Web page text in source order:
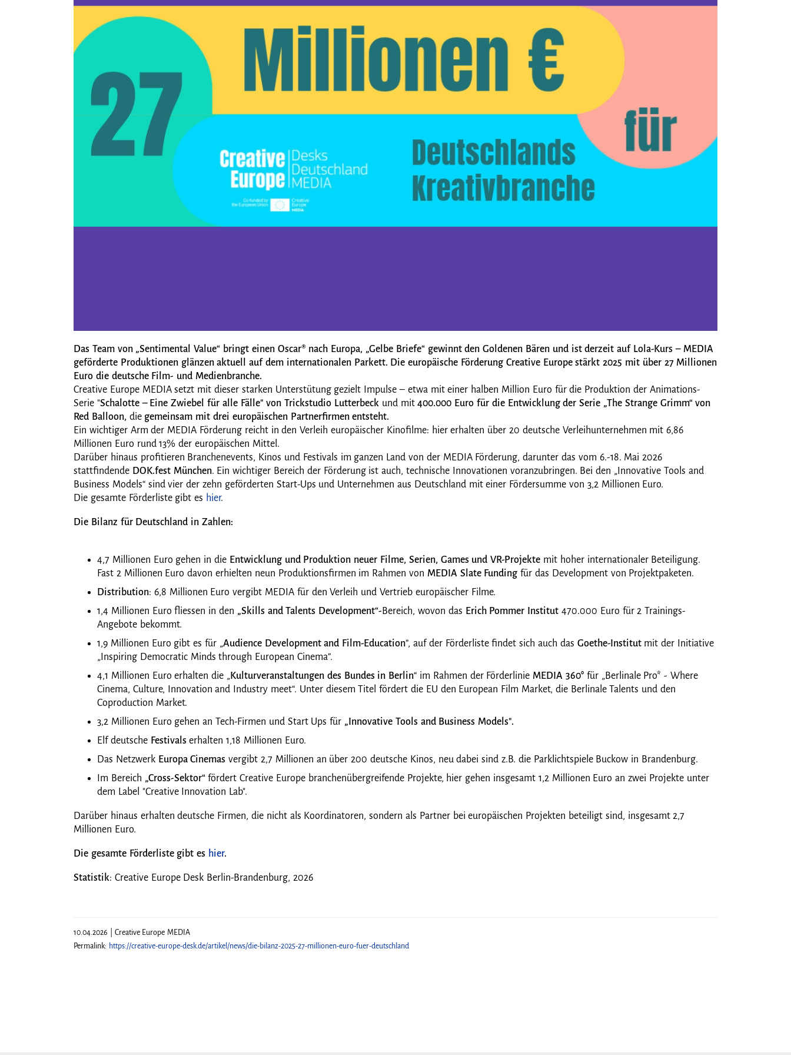
Das Team von „Sentimental Value“ bringt einen Oscar® nach Europa, „Gelbe Briefe“ gewinnt den Goldenen Bären und ist derzeit auf Lola-Kurs – MEDIA
geförderte Produktionen glänzen aktuell auf dem internationalen Parkett. Die europäische Förderung Creative Europe stärkt 2025 mit über 27 Millionen
Euro die deutsche Film- und Medienbranche.
Creative Europe MEDIA setzt mit dieser starken Unterstütung gezielt Impulse – etwa mit einer halben Million Euro für die Produktion der Animations-
Serie "Schalotte – Eine Zwiebel für alle Fälle" von Trickstudio Lutterbeck und mit400.000 Euro für die Entwicklung der Serie „The Strange Grimm“ von
Red Balloon, diegemeinsam mit drei europäischen Partnerfirmen entsteht.
Ein wichtiger Arm der MEDIA Förderung reicht in den Verleih europäischer Kinofilme: hier erhalten über 20 deutsche Verleihunternehmen mit 6,86
Millionen Euro rund 13% der europäischen Mittel.
Darüber hinaus profitieren Branchenevents, Kinos und Festivals im ganzen Land von der MEDIA Förderung, darunter das vom 6.-18. Mai 2026
stattfindende DOK.fest München. Ein wichtiger Bereich der Förderung ist auch, technische Innovationen voranzubringen. Bei den „Innovative Tools and
Business Models“ sind vier der zehn geförderten Start-Ups und Unternehmen aus Deutschland mit einer Fördersumme von 3,2 Millionen Euro.
Die gesamte Förderliste gibt es hier.
Die Bilanz für Deutschland in Zahlen:
4,7 Millionen Euro gehen in die Entwicklung und Produktion neuer Filme, Serien, Games und VR-Projekte mit hoher internationaler Beteiligung.
Fast 2 Millionen Euro davon erhielten neun Produktionsfirmen im Rahmen von MEDIA Slate Fundingfür das Development von Projektpaketen.
Distribution: 6,8 Millionen Euro vergibt MEDIA für den Verleih und Vertrieb europäischer Filme.
1,4 Millionen Euro fliessen in den „Skills and Talents Development“- Bereich, wovon das Erich Pommer Institut 470.000 Euro für 2 Trainings-
Angebote bekommt.
1,9 Millionen Euro gibt es für „Audience Development and Film-Education”, auf der Förderliste findet sich auch das Goethe-Institutmit der Initiative
„Inspiring Democratic Minds through European Cinema”.
4,1 Millionen Euro erhalten die „Kulturveranstaltungen des Bundes in Berlin“ im Rahmen der Förderlinie MEDIA 360° für „Berlinale Pro* - Where
Cinema, Culture, Innovation and Industry meet“. Unter diesem Titel fördert die EU den European Film Market, die Berlinale Talents und den
Coproduction Market.
3,2 Millionen Euro gehen an Tech-Firmen und Start Ups für „Innovative Tools and Business Models".
Elf deutsche Festivals erhalten 1,18 Millionen Euro.
Das Netzwerk Europa Cinemasvergibt 2,7 Millionen an über 200 deutsche Kinos, neu dabei sind z.B. die Parklichtspiele Buckow in Brandenburg.
Im Bereich „Cross-Sektor“fördert Creative Europe branchenübergreifende Projekte, hier gehen insgesamt 1,2 Millionen Euro an zwei Projekte unter
dem Label "Creative Innovation Lab".
Darüber hinaus erhalten deutsche Firmen, die nicht als Koordinatoren, sondern als Partner bei europäischen Projekten beteiligt sind, insgesamt 2,7
Millionen Euro.
Die gesamte Förderliste gibt es hier.
Statistik: Creative Europe Desk Berlin-Brandenburg, 2026
10.04.2026 | Creative Europe MEDIA
Permalink: https://creative-europe-desk.de/artikel/news/die-bilanz-2025-27-millionen-euro-fuer-deutschland